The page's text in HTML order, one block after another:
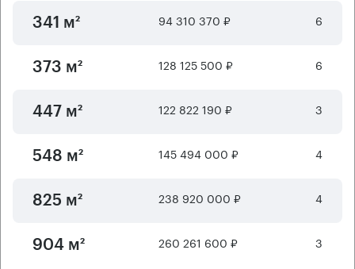
341 м² 94 310 370 ₽ 6
373 м² 128 125 500 ₽ 6
447 м² 122 822 190 ₽ 3
548 м² 145 494 000 ₽ 4
825 м² 238 920 000 ₽ 4
904 м² 260 261 600 ₽ 3